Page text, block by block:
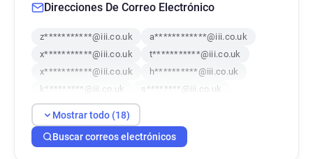
Direcciones De Correo Electrónico
z***********@iii.co.uk
a************@iii.co.uk
x***********@iii.co.uk
t***********@iii.co.uk
x***********@iii.co.uk
h**********@iii.co.uk
k*********@iii.co.uk
s********@iii.co.uk
v**********@iii.co.uk
h**********@iii.co.uk
q*******@iii.co.uk
l********@iii.co.uk
v*****@iii.co.uk
Mostrar todo (18)
Buscar correos electrónicos